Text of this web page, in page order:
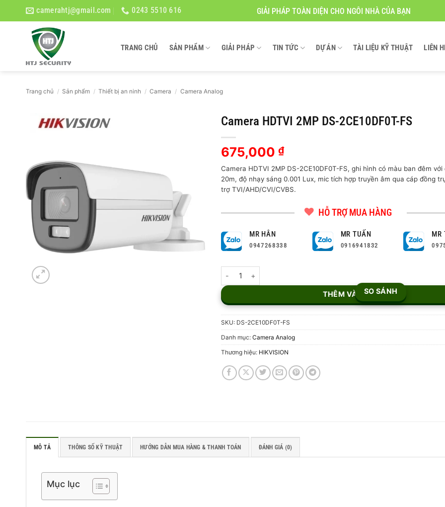
camerahtj@gmail.com 0243 5510 616 GIẢI PHÁP TOÀN DIỆN CHO NGÔI NHÀ CỦA BẠN
TRANG CHỦ SẢN PHẨM GIẢI PHÁP TIN TỨC DỰ ÁN TÀI LIỆU KỸ THUẬT LIÊN
Trang chủ / Sản phẩm / Thiết bị an ninh / Camera / Camera Analog
Camera HDTVI 2MP DS-2CE10DF0T-FS
675,000₫
Camera HDTVI 2MP DS-2CE10DF0T-FS, ghi hình có màu ban đêm
20m, độ nhạy sáng 0.001 Lux, mic tích hợp truyền âm qua cáp đồng
trợ TVI/AHD/CVI/CVBS.
HỖ TRỢ MUA HÀNG
MR HÂN
0947268338
MR TUẤN
0916941832
MR
Camera HDTVI 2MP DS-2CE10DF0T-FS số lượng
THÊM VÀO GIỎSO SÁNH
SKU: DS-2CE10DF0T-FS
Danh mục:Camera Analog
Thương hiệu: HIKVISION
MÔ TẢ THÔNG SỐ KỸ THUẬT HƯỚNG DẪN MUA HÀNG & THANH TOÁN ĐÁNH GIÁ (0)
Mục lục